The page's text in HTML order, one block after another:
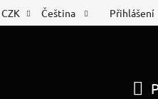
list Nákup na splátky
CZK Čeština Přihlášení